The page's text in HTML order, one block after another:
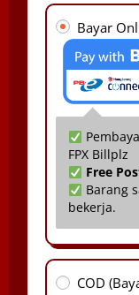
Bayar
FPX Billplz
Free
Barang
bekerja.
COD